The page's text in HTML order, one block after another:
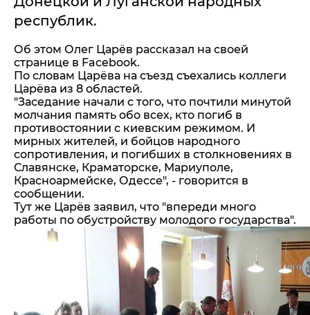
республик.
Об этом Олег Царёв рассказал на своей
странице в Facebook.
По словам Царёва на съезд съехались коллеги
Царёва из 8 областей.
"Заседание начали с того, что почтили минутой
молчания память обо всех, кто погиб в
противостоянии с киевским режимом. И
мирных жителей, и бойцов народного
сопротивления, и погибших в столкновениях в
Славянске, Краматорске, Мариуполе,
Красноармейске, Одессе", - говорится в
сообщении.
Тут же Царёв заявил, что "впереди много
работы по обустройству молодого государства".